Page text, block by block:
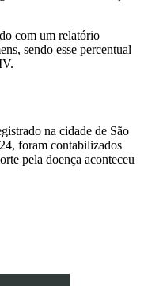
com um relatório
sendo esse percentual
na cidade de São
foram contabilizados
pela doença aconteceu